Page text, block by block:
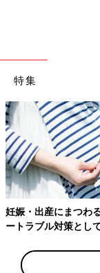
出典：Instagramアカ
きゃんさんが投稿
筆の太さもちょう
書きしてみたとこ
いですね。
ダイソーのコスメ
ました。100均でハ
のは嬉しいですよ
特集
妊娠・出産にまつわ
ートラブル対策とし